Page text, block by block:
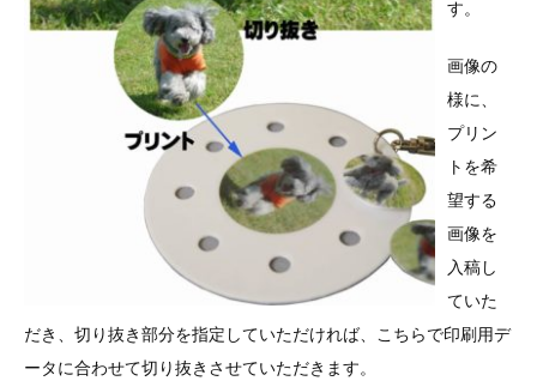
す。
画像の
様に、
プリン
トを希
望する
画像を
入稿し
ていた
だき、切り抜き部分を指定していただければ、こちらで印刷用デ
ータに合わせて切り抜きさせていただきます。